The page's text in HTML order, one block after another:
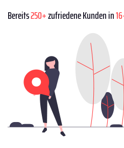
Bereits250+zufriedene Kunden in